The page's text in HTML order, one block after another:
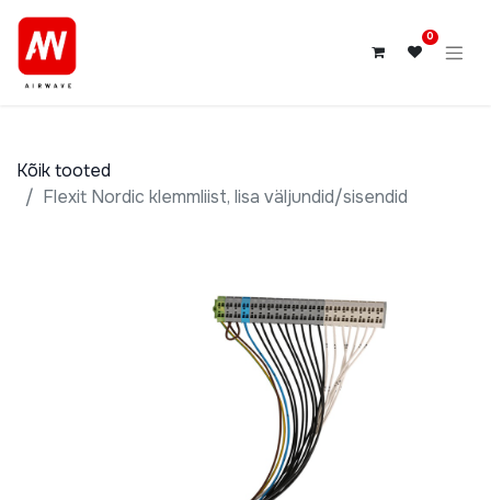
0
Kõik tooted
Flexit Nordic klemmliist, lisa väljundid/sisendid